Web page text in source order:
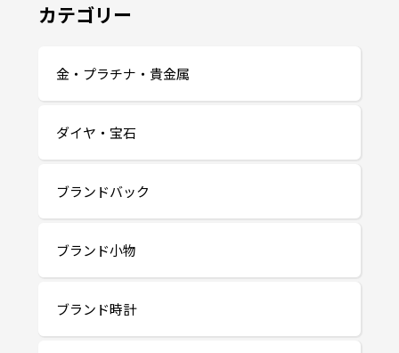
カテゴリー
金・プラチナ・貴金属
ダイヤ・宝石
ブランドバック
ブランド小物
ブランド時計